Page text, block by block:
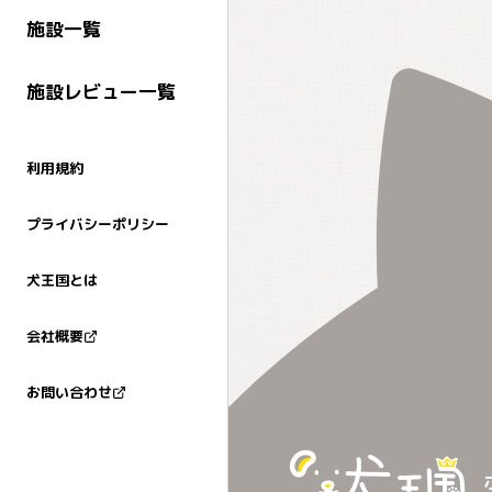
施設一覧
施設レビュー一覧
利用規約
プライバシーポリシー
犬王国とは
会社概要
お問い合わせ